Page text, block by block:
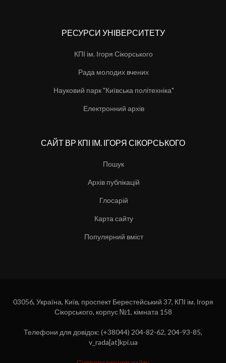
РЕСУРСИ УНІВЕРСИТЕТУ
КПІ ім. Ігоря Сікорського
Рада молодих вчених
Науковий парк "Київська політехніка"
Електронний архів
САЙТ ВР КПІ ІМ. ІГОРЯ СІКОРСЬКОГО
Пошук
Архів публікацій
Глосарій
Карта сайту
Популярний вміст
03056, Україна, Київ, проспект Берестейський 37, КПІ ім. Ігоря
Сікорського, корпус №1, кімната 158
Телефони для довідок: (+38044) 204-82-62, 204-93-85,
v_rada[at]kpi.ua